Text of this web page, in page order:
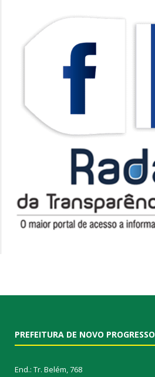
PREFEITURA DE NOVO PROGRESSO
End.: Tr. Belém, 768